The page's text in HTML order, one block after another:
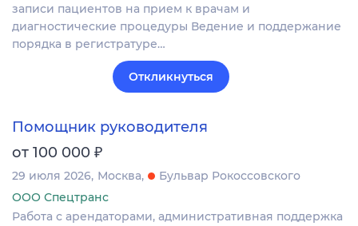
записи пациентов на прием к врачам и
диагностические процедуры Ведение и поддержание
порядка в регистратуре…
Откликнуться
Помощник руководителя
от 100 000 ₽
29 июля 2026 Москва
Бульвар Рокоссовского
ООО Спецтранс
Работа с арендаторами, административная поддержка